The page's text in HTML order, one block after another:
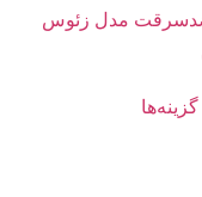
مدل زئوس